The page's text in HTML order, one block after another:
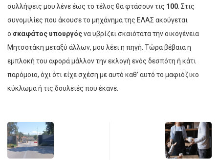
συλλήψεις μου λένε έως το τέλος θα φτάσουν τις 100 . Στις
συνομιλίες που άκουσε το μηχάνημα της ΕΛΑΣ ακούγεται
ο σκαφάτος υπουργόςνα υβρίζει σκαιότατα την οικογένεια
Μητσοτάκη μεταξύ άλλων, μου λέει η πηγή. Τώρα βέβαια η
εμπλοκή του αφορά μάλλον την εκλογή ενός δεσπότη ή κάτι
παρόμοιο, όχι ότι είχε σχέση με αυτό καθ’ αυτό το μαφιόζικο
κύκλωμα ή τις δουλειές που έκανε.